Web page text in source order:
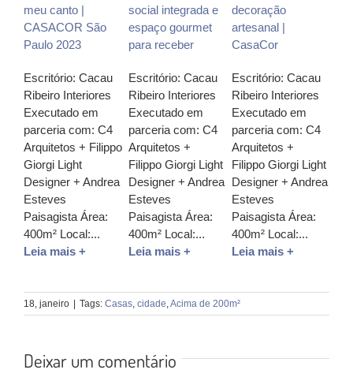
meu canto |
CASACOR São
Paulo 2023
Escritório: Cacau
Ribeiro Interiores
Executado em
parceria com: C4
Arquitetos + Filippo
Giorgi Light
Designer + Andrea
Esteves
Paisagista Área:
400m² Local:...
Leia mais +
social integrada e
espaço gourmet
para receber
Escritório: Cacau
Ribeiro Interiores
Executado em
parceria com: C4
Arquitetos +
Filippo Giorgi Light
Designer + Andrea
Esteves
Paisagista Área:
400m² Local:...
Leia mais +
decoração
artesanal |
CasaCor
Escritório: Cacau
Ribeiro Interiores
Executado em
parceria com: C4
Arquitetos +
Filippo Giorgi Light
Designer + Andrea
Esteves
Paisagista Área:
400m² Local:...
Leia mais +
18, janeiro Tags: Casas, cidade,Acima de 200m²
Deixar um comentário